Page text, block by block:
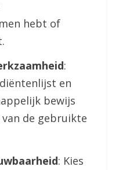
hebt of
:
en
bewijs
de gebruikte
: Kies